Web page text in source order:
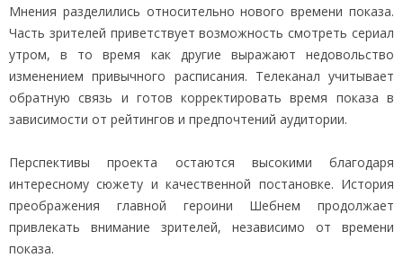
Мнения разделились относительно нового времени показа.
Часть зрителей приветствует возможность смотреть сериал
утром, в то время как другие выражают недовольство
изменением привычного расписания. Телеканал учитывает
обратную связь и готов корректировать время показа в
зависимости от рейтингов и предпочтений аудитории.
Перспективы проекта остаются высокими благодаря
интересному сюжету и качественной постановке. История
преображения главной героини Шебнем продолжает
привлекать внимание зрителей, независимо от времени
показа.